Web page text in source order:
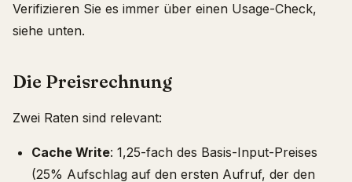
Verifizieren Sie es immer über einen Usage-Check,
siehe unten.
Die Preisrechnung
Zwei Raten sind relevant:
Cache Write: 1,25-fach des Basis-Input-Preises
(25% Aufschlag auf den ersten Aufruf, der den